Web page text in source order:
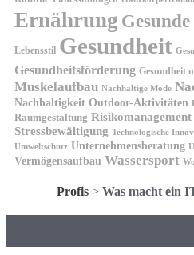
Ernährung
Lebensstil Gesundheit
Gesundheitsförderung Gesundheit
Muskelaufbau Nachhaltige Mode
Nachhaltigkeit Outdoor-Aktivitäten
Raumgestaltung Risikomanagement
Stressbewältigung Technologische
Umweltschutz Unternehmensberatung
Vermögensaufbau Wassersport
Profis > Was macht ein